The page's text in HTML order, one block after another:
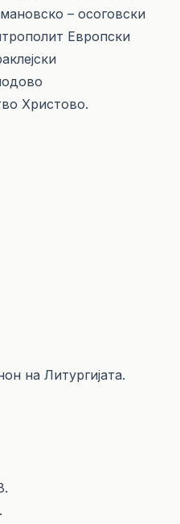
– осоговски
Европски
Христово.
на Литургијата.